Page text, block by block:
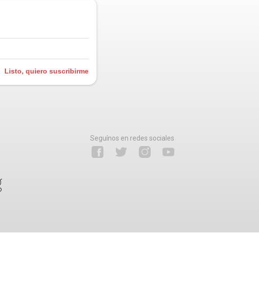
Listo, quiero suscribirme
Seguínos en redes sociales